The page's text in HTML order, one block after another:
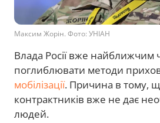
Максим Жорін. Фото: УНІАН
Влада Росії вже найближчим
поглиблювати методи
мобілізації. Причина в тому,
контрактників вже не дає
людей.